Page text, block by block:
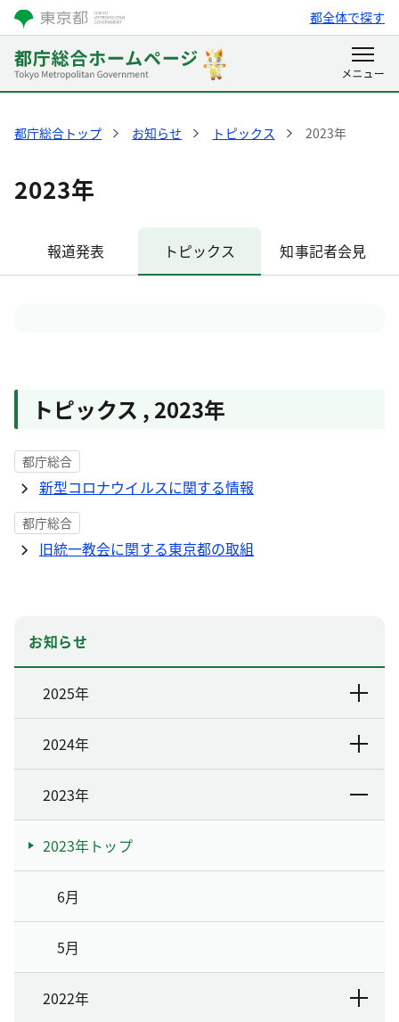
都全体で探す
都庁総合トップ お知らせ トピックス 2023年
2023年
報道発表 トピックス 知事記者会見
トピックス , 2023年
都庁総合
新型コロナウイルスに関する情報
都庁総合
旧統一教会に関する東京都の取組
お知らせ
2025年
2024年
2023年
2023年トップ
6月
5月
2022年